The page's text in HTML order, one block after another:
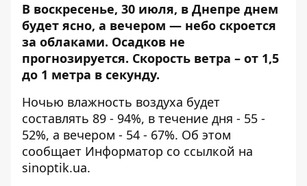
В воскресенье, 30 июля, в Днепре днем ​​
будет ясно, а вечером — небо скроется
за облаками. Осадков не
прогнозируется. Скорость ветра – от 1,5
до 1 метра в секунду.
Ночью влажность воздуха будет
составлять 89 - 94%, в течение дня - 55 -
52%, а вечером - 54 - 67%. Об этом
сообщает Информатор со ссылкой на
sinoptik.ua.